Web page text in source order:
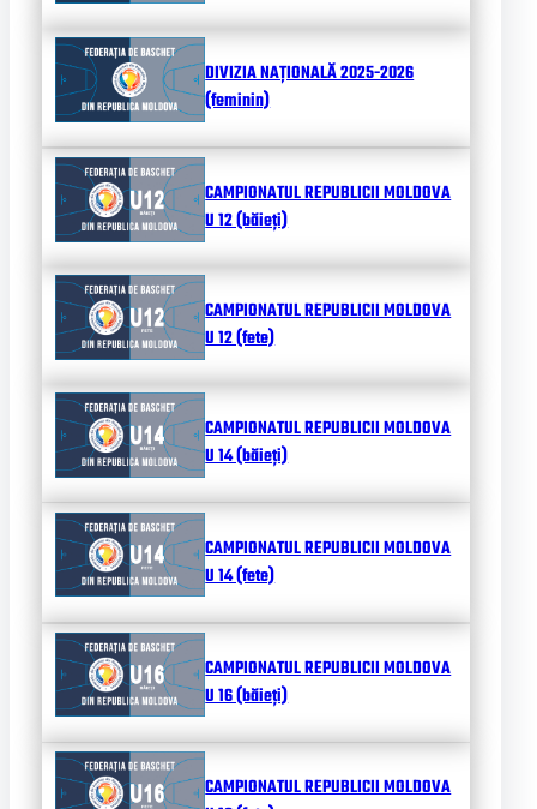
DIVIZIA NAȚIONALĂ 2025-2026
(feminin)
CAMPIONATUL REPUBLICII MOLDOVA
U 12 (băieți)
CAMPIONATUL REPUBLICII MOLDOVA
U 12 (fete)
CAMPIONATUL REPUBLICII MOLDOVA
U 14 (băieți)
CAMPIONATUL REPUBLICII MOLDOVA
U 14 (fete)
CAMPIONATUL REPUBLICII MOLDOVA
U 16 (băieți)
CAMPIONATUL REPUBLICII MOLDOVA